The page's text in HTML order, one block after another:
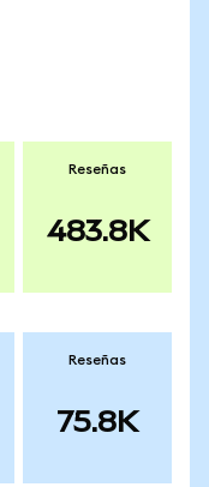
Reseñas
483.8K
Reseñas
75.8K